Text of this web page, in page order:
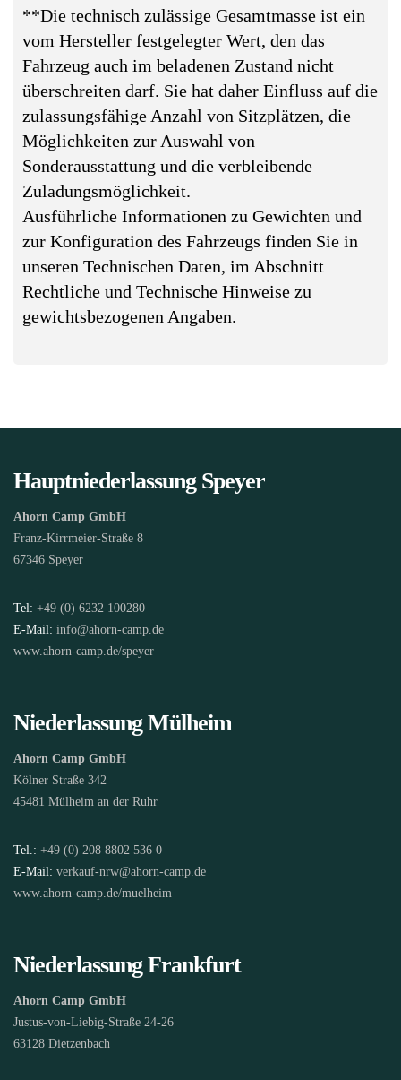
**Die technisch zulässige Gesamtmasse ist ein
vom Hersteller festgelegter Wert, den das
Fahrzeug auch im beladenen Zustand nicht
überschreiten darf. Sie hat daher Einfluss auf die
zulassungsfähige Anzahl von Sitzplätzen, die
Möglichkeiten zur Auswahl von
Sonderausstattung und die verbleibende
Zuladungsmöglichkeit.
Ausführliche Informationen zu Gewichten und
zur Konfiguration des Fahrzeugs finden Sie in
unseren Technischen Daten, im Abschnitt
Rechtliche und Technische Hinweise zu
gewichtsbezogenen Angaben.
Hauptniederlassung Speyer
Ahorn Camp GmbH
Franz-Kirrmeier-Straße 8
67346 Speyer
Tel: +49 (0) 6232 100280
E-Mail: info@ahorn-camp.de
www.ahorn-camp.de/speyer
Niederlassung Mülheim
Ahorn Camp GmbH
Kölner Straße 342
45481 Mülheim an der Ruhr
Tel.: +49 (0) 208 8802 536 0
E-Mail: verkauf-nrw@ahorn-camp.de
www.ahorn-camp.de/muelheim
Niederlassung Frankfurt
Ahorn Camp GmbH
Justus-von-Liebig-Straße 24-26
63128 Dietzenbach